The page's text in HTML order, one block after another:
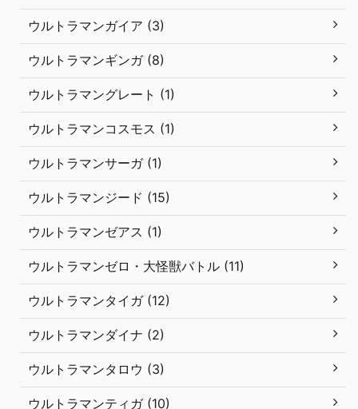
ウルトラマンガイア (3)
ウルトラマンギンガ (8)
ウルトラマングレート (1)
ウルトラマンコスモス (1)
ウルトラマンサーガ (1)
ウルトラマンジード (15)
ウルトラマンゼアス (1)
ウルトラマンゼロ・大怪獣バトル (11)
ウルトラマンタイガ (12)
ウルトラマンダイナ (2)
ウルトラマンタロウ (3)
ウルトラマンティガ (10)